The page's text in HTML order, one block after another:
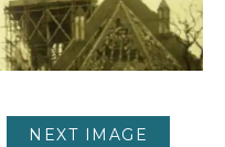
NEXT IMAGE